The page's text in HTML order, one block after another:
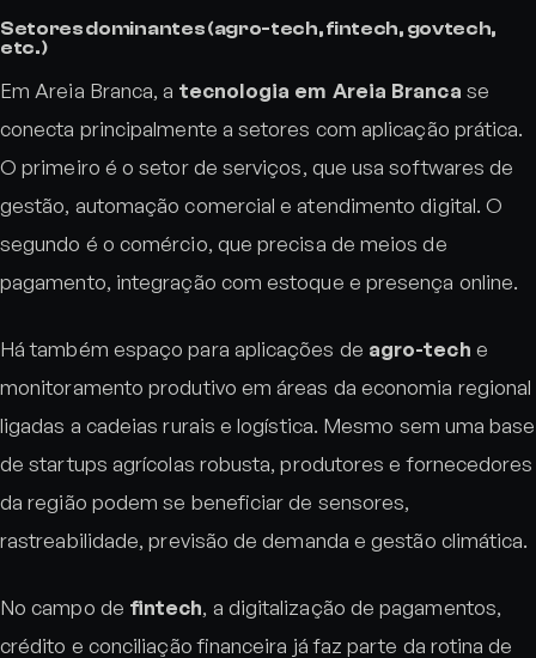
Setores dominantes (agro-tech, fintech, govtech,
etc.)
Em Areia Branca, a tecnologia em Areia Branca se
conecta principalmente a setores com aplicação prática.
O primeiro é o setor de serviços, que usa softwares de
gestão, automação comercial e atendimento digital. O
segundo é o comércio, que precisa de meios de
pagamento, integração com estoque e presença online.
Há também espaço para aplicações de agro-tech e
monitoramento produtivo em áreas da economia regional
ligadas a cadeias rurais e logística. Mesmo sem uma base
de startups agrícolas robusta, produtores e fornecedores
da região podem se beneficiar de sensores,
rastreabilidade, previsão de demanda e gestão climática.
No campo de fintech, a digitalização de pagamentos,
crédito e conciliação financeira já faz parte da rotina de